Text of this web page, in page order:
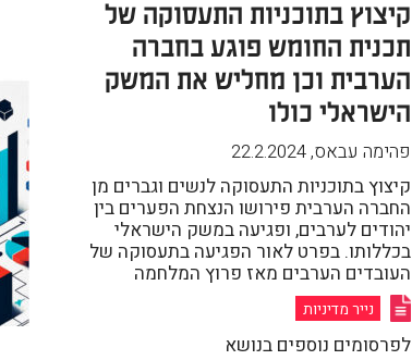
קיצוץ בתוכניות התעסוקה של
תכנית החומש פוגע בחברה
הערבית וכן מחליש את המשק
הישראלי כולו
פהימה עבאס,
22.2.2024
קיצוץ בתוכניות התעסוקה לנשים וגברים מן
החברה הערבית פירושו הנצחת הפערים בין
יהודים לערבים, ופגיעה במשק הישראלי
בכללותו. בפרט לאור הפגיעה בתעסוקה של
העובדים הערבים מאז פרוץ המלחמה
נייר מדיניות
לפרסומים נוספים בנושא